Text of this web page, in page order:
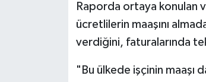
Raporda ortaya konulan
ücretlilerin maaşını
verdiğini, faturalarında
"Bu ülkede işçinin maaşı